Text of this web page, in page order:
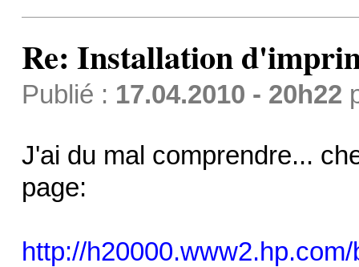
Re: Installation
Publié : 17.04.2010 - 20h22
J'ai du mal comprendre...
page:
http://